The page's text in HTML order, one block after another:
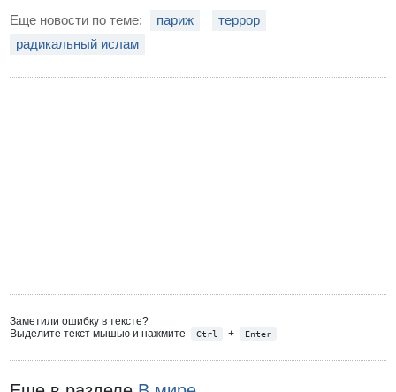
Еще новости по теме: париж
террор
радикальный ислам
Заметили ошибку в тексте?
Выделите текст мышью и нажмите
Ctrl + Enter